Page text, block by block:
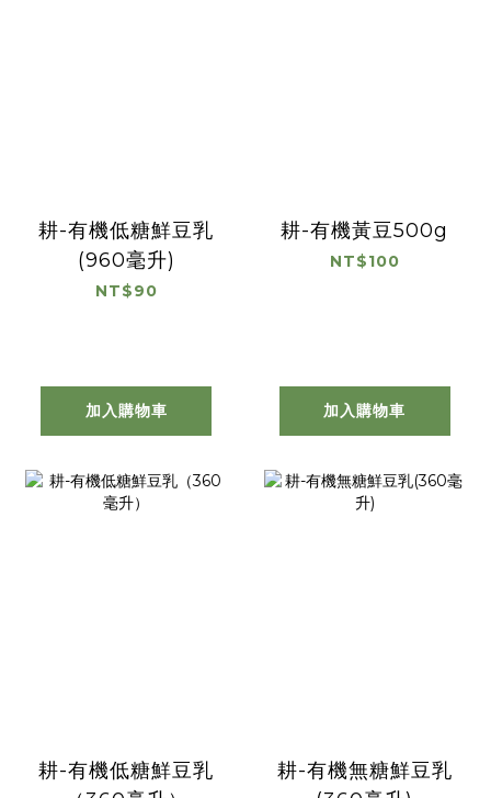
耕-有機低糖鮮豆乳
(960毫升)
NT$90
加入購物車
耕-有機黃豆500g
NT$100
加入購物車
耕-有機低糖鮮豆乳
耕-有機無糖鮮豆乳